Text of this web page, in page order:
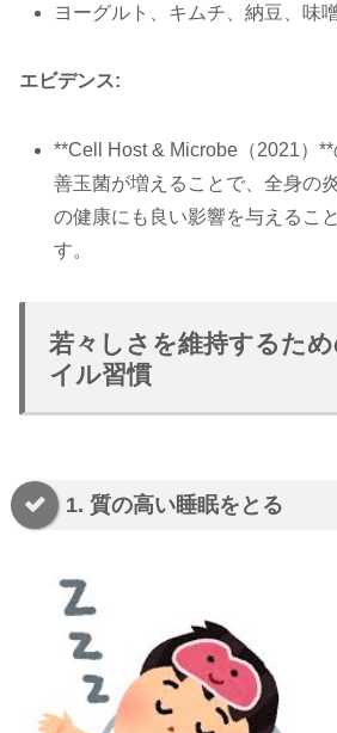
ヨーグルト、キムチ、納豆、味
エビデンス:
**Cell Host & Microbe（2021）
善玉菌が増えることで、全身の
の健康にも良い影響を与えるこ
す。
若々しさを維持するた
イル習慣
1. 質の高い睡眠をとる